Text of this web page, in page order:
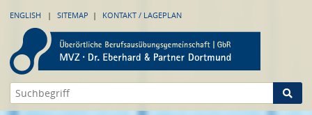
ENGLISH SITEMAP KONTAKT / LAGEPLAN